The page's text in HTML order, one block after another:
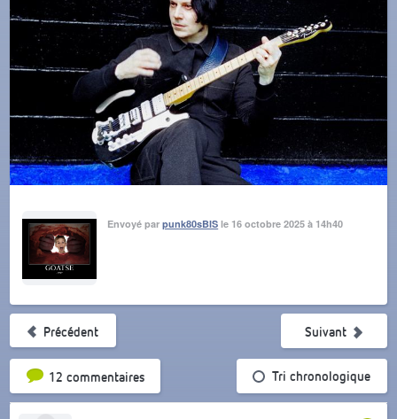
Envoyé parpunk80sBIS le 16 octobre 2025 à 14h40
Précédent
12 commentairesTri par popularité Tri chronologique
Suivant